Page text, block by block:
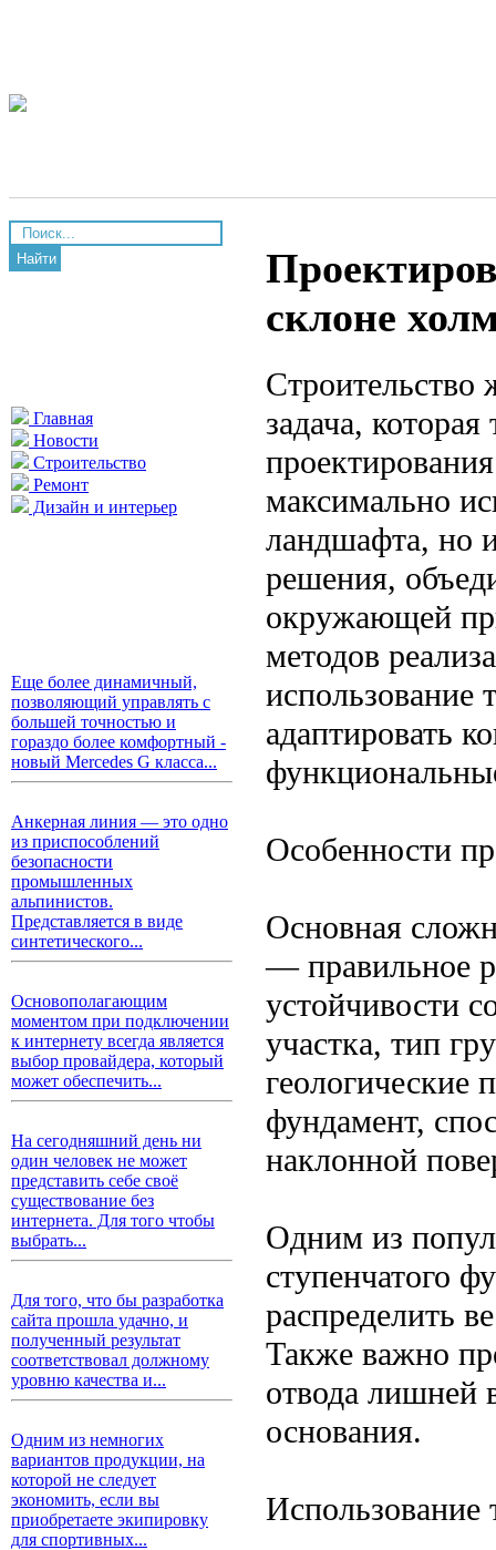
Найти
Главная
Новости
Строительство
Ремонт
Дизайн и интерьер
Еще более динамичный,
позволяющий управлять с
большей точностью и
гораздо более комфортный -
новый Mercedes G класса...
Анкерная линия — это одно
из приспособлений
безопасности
промышленных
альпинистов.
Представляется в виде
синтетического...
Основополагающим
моментом при подключении
к интернету всегда является
выбор провайдера, который
может обеспечить...
На сегодняшний день ни
один человек не может
представить себе своё
существование без
интернета. Для того чтобы
выбрать...
Для того, что бы разработка
сайта прошла удачно, и
полученный результат
соответствовал должному
уровню качества и...
Одним из немногих
вариантов продукции, на
которой не следует
экономить, если вы
приобретаете экипировку
для спортивных...
склоне
задача,
максимально
ландшафта, но
решения,
окружающей
методов
использование
адаптировать
Особенности
Основная
— правильное
устойчивости
участка, тип
геологические
фундамент,
наклонной
Одним из
ступенчатого
распределить
Также важно
отвода лишней
основания.
Использование